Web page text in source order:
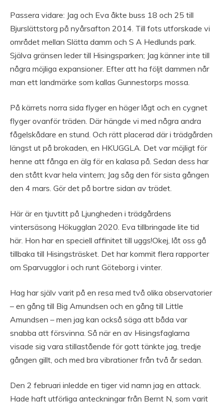
Passera vidare: Jag och Eva åkte buss 18 och 25 till
Bjurslättstorg på nyårsafton 2014. Till fots utforskade vi
området mellan Slätta damm och S A Hedlunds park.
Själva gränsen leder till Hisingsparken; Jag känner inte till
några möjliga expansioner. Efter att ha följt dammen når
man ett landmärke som kallas Gunnestorps mossa.
På kärrets norra sida flyger en häger lågt och en cygnet
flyger ovanför träden. Där hängde vi med några andra
fågelskådare en stund. Och rätt placerad där i trädgården
längst ut på brokaden, en HKUGGLA. Det var möjligt för
henne att fånga en älg för en kalasa på. Sedan dess har
den stått kvar hela vintern; Jag såg den för sista gången
den 4 mars. Gör det på bortre sidan av trädet.
Här är en tjuvtitt på Ljungheden i trädgårdens
vintersäsong Hökugglan 2020. Eva tillbringade lite tid
här. Hon har en speciell affinitet till uggs!Okej, låt oss gå
tillbaka till Hisingsträsket. Det har kommit flera rapporter
om Sparvugglor i och runt Göteborg i vinter.
Hag har själv varit på en resa med två olika observatorier
– en gång till Big Amundsen och en gång till Little
Amundsen – men jag kan också säga att båda var
snabba att försvinna. Så när en av Hisingsfaglarna
visade sig vara stillastående för gott tänkte jag, tredje
gången gillt, och med bra vibrationer från två år sedan.
Den 2 februari inledde en tiger vid namn jag en attack.
Hade haft utförliga anteckningar från Bernt N, som varit